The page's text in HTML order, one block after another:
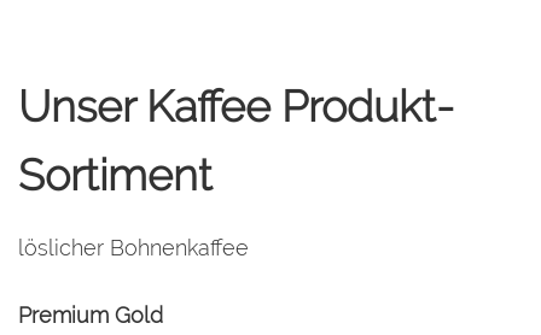
Unser Kaffee Produkt-
Sortiment
löslicher Bohnenkaffee
Premium Gold